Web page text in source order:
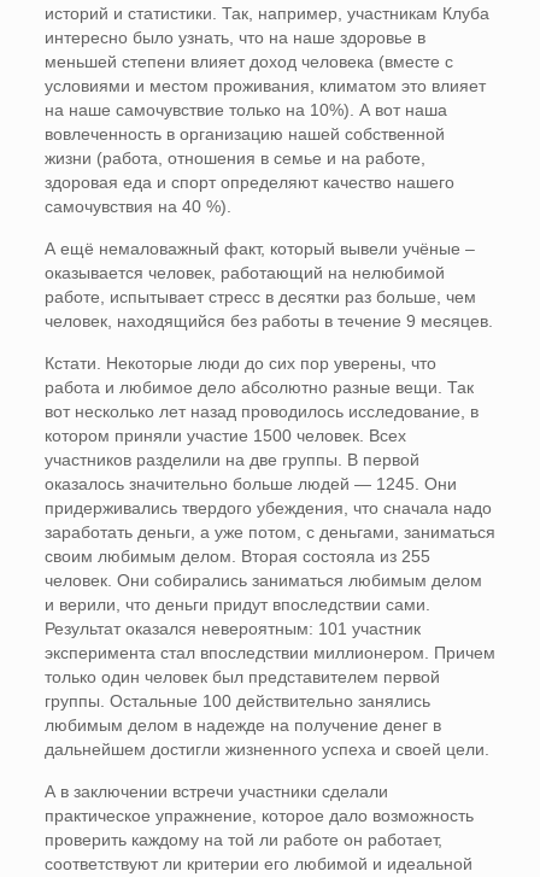
историй и статистики. Так, например, участникам Клуба
интересно было узнать, что на наше здоровье в
меньшей степени влияет доход человека (вместе с
условиями и местом проживания, климатом это влияет
на наше самочувствие только на 10%). А вот наша
вовлеченность в организацию нашей собственной
жизни (работа, отношения в семье и на работе,
здоровая еда и спорт определяют качество нашего
самочувствия на 40 %).
А ещё немаловажный факт, который вывели учёные –
оказывается человек, работающий на нелюбимой
работе, испытывает стресс в десятки раз больше, чем
человек, находящийся без работы в течение 9 месяцев.
Кстати. Некоторые люди до сих пор уверены, что
работа и любимое дело абсолютно разные вещи. Так
вот несколько лет назад проводилось исследование, в
котором приняли участие 1500 человек. Всех
участников разделили на две группы. В первой
оказалось значительно больше людей — 1245. Они
придерживались твердого убеждения, что сначала надо
заработать деньги, а уже потом, с деньгами, заниматься
своим любимым делом. Вторая состояла из 255
человек. Они собирались заниматься любимым делом
и верили, что деньги придут впоследствии сами.
Результат оказался невероятным: 101 участник
эксперимента стал впоследствии миллионером. Причем
только один человек был представителем первой
группы. Остальные 100 действительно занялись
любимым делом в надежде на получение денег в
дальнейшем достигли жизненного успеха и своей цели.
А в заключении встречи участники сделали
практическое упражнение, которое дало возможность
проверить каждому на той ли работе он работает,
соответствуют ли критерии его любимой и идеальной